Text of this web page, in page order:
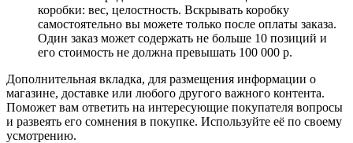
коробки: вес, целостность. Вскрывать коробку
самостоятельно вы можете только после оплаты заказа.
Один заказ может содержать не больше 10 позиций и
его стоимость не должна превышать 100 000 р.
Дополнительная вкладка, для размещения информации о
магазине, доставке или любого другого важного контента.
Поможет вам ответить на интересующие покупателя вопросы
и развеять его сомнения в покупке. Используйте её по своему
усмотрению.